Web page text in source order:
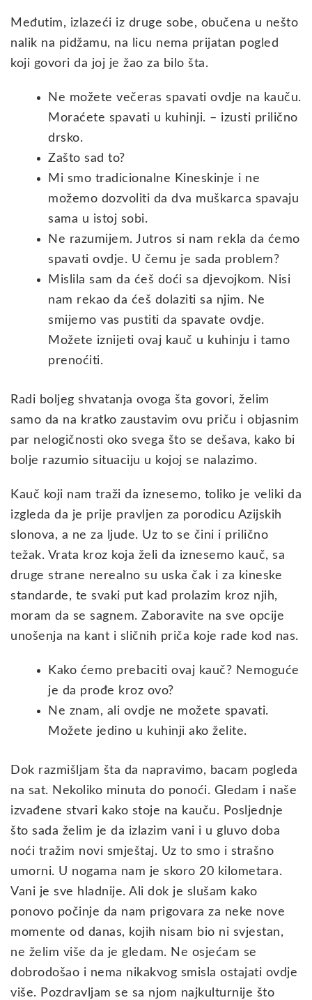
Međutim, izlazeći iz druge sobe, obučena u nešto
nalik na pidžamu, na licu nema prijatan pogled
koji govori da joj je žao za bilo šta.
Ne možete večeras spavati ovdje na kauču.
Moraćete spavati u kuhinji. – izusti prilično
drsko.
Zašto sad to?
Mi smo tradicionalne Kineskinje i ne
možemo dozvoliti da dva muškarca spavaju
sama u istoj sobi.
Ne razumijem. Jutros si nam rekla da ćemo
spavati ovdje. U čemu je sada problem?
Mislila sam da ćeš doći sa djevojkom. Nisi
nam rekao da ćeš dolaziti sa njim. Ne
smijemo vas pustiti da spavate ovdje.
Možete iznijeti ovaj kauč u kuhinju i tamo
prenoćiti.
Radi boljeg shvatanja ovoga šta govori, želim
samo da na kratko zaustavim ovu priču i objasnim
par nelogičnosti oko svega što se dešava, kako bi
bolje razumio situaciju u kojoj se nalazimo.
Kauč koji nam traži da iznesemo, toliko je veliki da
izgleda da je prije pravljen za porodicu Azijskih
slonova, a ne za ljude. Uz to se čini i prilično
težak. Vrata kroz koja želi da iznesemo kauč, sa
druge strane nerealno su uska čak i za kineske
standarde, te svaki put kad prolazim kroz njih,
moram da se sagnem. Zaboravite na sve opcije
unošenja na kant i sličnih priča koje rade kod nas.
Kako ćemo prebaciti ovaj kauč? Nemoguće
je da prođe kroz ovo?
Ne znam, ali ovdje ne možete spavati.
Možete jedino u kuhinji ako želite.
Dok razmišljam šta da napravimo, bacam pogleda
na sat. Nekoliko minuta do ponoći. Gledam i naše
izvađene stvari kako stoje na kauču. Posljednje
što sada želim je da izlazim vani i u gluvo doba
noći tražim novi smještaj. Uz to smo i strašno
umorni. U nogama nam je skoro 20 kilometara.
Vani je sve hladnije. Ali dok je slušam kako
ponovo počinje da nam prigovara za neke nove
momente od danas, kojih nisam bio ni svjestan,
ne želim više da je gledam. Ne osjećam se
dobrodošao i nema nikakvog smisla ostajati ovdje
više. Pozdravljam se sa njom najkulturnije što